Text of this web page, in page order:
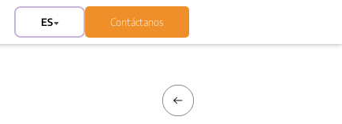
ES Contáctanos